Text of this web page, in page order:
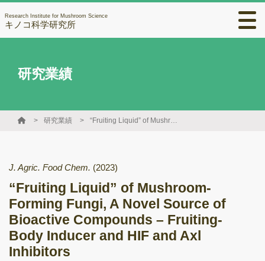
Research Institute for Mushroom Science
キノコ科学研究所
研究業績
研究業績 “Fruiting Liquid” of Mushroom-Forming Fungi, A Novel Source of Bioactive Compounds – Fruiting-Body Inducer and HIF and Axl Inhibitors
J. Agric. Food Chem. (2023)
“Fruiting Liquid” of Mushroom-
Forming Fungi, A Novel Source of
Bioactive Compounds – Fruiting-
Body Inducer and HIF and Axl
Inhibitors